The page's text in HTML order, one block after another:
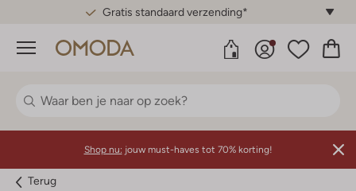
Gratis standaard verzending*
Menu
Shop nu: jouw must-haves tot 70% korting!
Terug